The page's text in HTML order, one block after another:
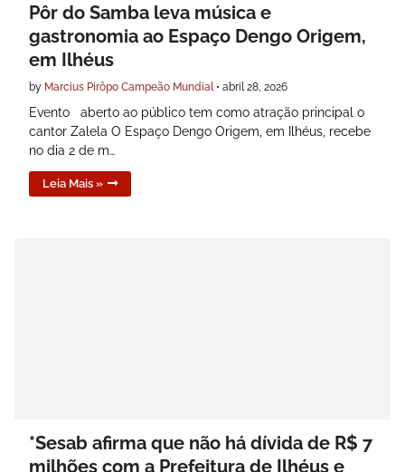
Pôr do Samba leva música e
gastronomia ao Espaço Dengo Origem,
em Ilhéus
by Marcius Pirôpo Campeão Mundial • abril 28, 2026
Evento aberto ao público tem como atração principal o
cantor Zalela O Espaço Dengo Origem, em Ilhéus, recebe
no dia 2 de m…
Leia Mais »
*Sesab afirma que não há dívida de R$ 7
milhões com a Prefeitura de Ilhéus e